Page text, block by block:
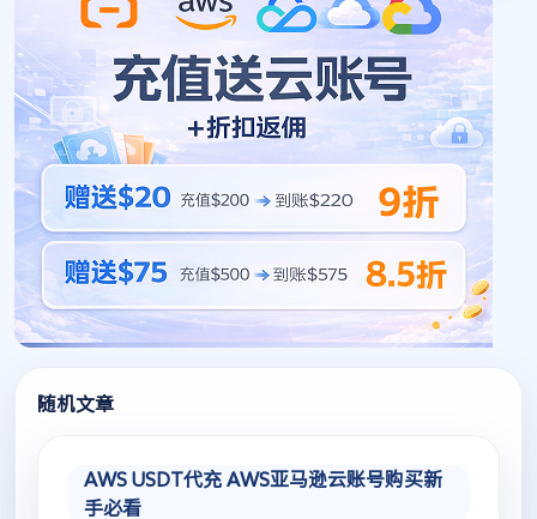
随机文章
AWS USDT代充 AWS亚马逊云账号购买新
手必看